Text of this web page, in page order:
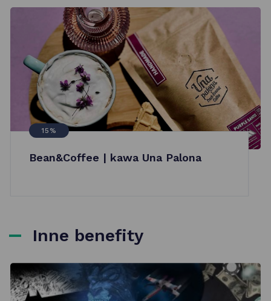
15%
Bean&Coffee | kawa Una Palona
Inne benefity